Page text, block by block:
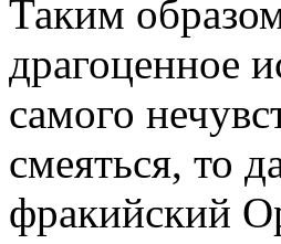
Таким
драгоценное
самого
смеяться, то
фракийский